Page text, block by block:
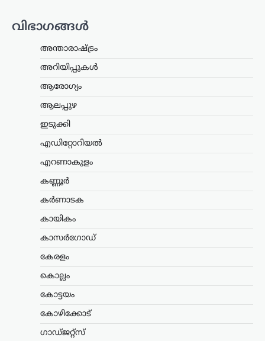
വിഭാഗങ്ങൾ
അന്താരാഷ്ട്രം
അറിയിപ്പുകൾ
ആരോഗ്യം
ആലപ്പുഴ
ഇടുക്കി
എഡിറ്റോറിയൽ
എറണാകുളം
കണ്ണൂർ
കർണാടക
കായികം
കാസർഗോഡ്
കേരളം
കൊല്ലം
കോട്ടയം
കോഴിക്കോട്
ഗാഡ്ജറ്റ്സ്
അര്‍ജുന്‍ ആയങ്കിക്കായി
വേഗത്തില്‍ പിടികൂടാന്‍
നിര്‍ദേശം നല്‍കി രമേശ്
ചെന്നിത്തല
ന്യൂസ് ഡെസ്ക്
ഓഗസ്റ്റ്‌ 7, 2026
പൊലീസിനെ പരസ്യമായി വെല്ലുവിളിച്ച
പിടികൂടാന്‍ ആഭ്യന്തരമന്ത്രി രമേശ്
ചെന്നിത്തല നിര്‍ദേശം നല്‍കിയതിനെ
തുടര്‍ന്ന് സംസ്ഥാനത്ത് പൊലീസ്
പരിശോധന ശക്തമാക്കി.
ട്രെൻഡിംഗ്,ദേശീയം,ലേറ്റസ്റ്റ് ന്യൂസ്
ഫണ്ടിൽ ക്രമക്കേടില്ലെന്ന്
സർക്കാർ; 3,300 കോടി
രൂപയുടെ കണക്കുകൾ
അയോധ്യ രാമക്ഷേത്രത്തിനായി ലഭിച്ച
3,300 കോടി രൂപയുടെ സംഭാവനകളുടെ